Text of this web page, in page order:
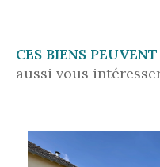
CES BIENS PEUVENT
aussi vous